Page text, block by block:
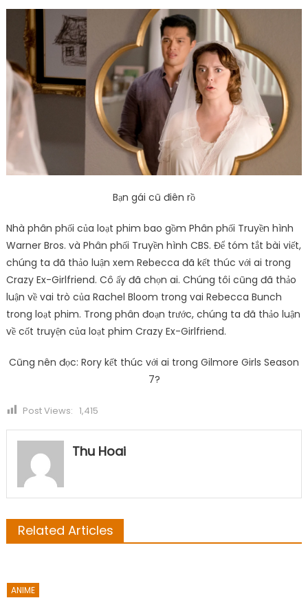
Bạn gái cũ điên rồ
Nhà phân phối của loạt phim bao gồm Phân phối Truyền hình
Warner Bros. và Phân phối Truyền hình CBS. Để tóm tắt bài viết,
chúng ta đã thảo luận xem Rebecca đã kết thúc với ai trong
Crazy Ex-Girlfriend. Cô ấy đã chọn ai. Chúng tôi cũng đã thảo
luận về vai trò của Rachel Bloom trong vai Rebecca Bunch
trong loạt phim. Trong phân đoạn trước, chúng ta đã thảo luận
về cốt truyện của loạt phim Crazy Ex-Girlfriend.
Cũng nên đọc: Rory kết thúc với ai trong Gilmore Girls Season
7?
Post Views: 1,415
Thu Hoai
Related Articles
ANIME